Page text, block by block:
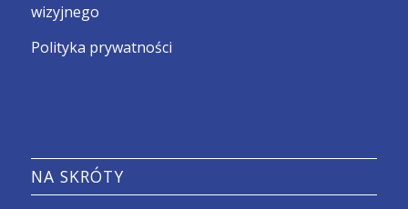
wizyjnego
Polityka prywatności
NA SKRÓTY